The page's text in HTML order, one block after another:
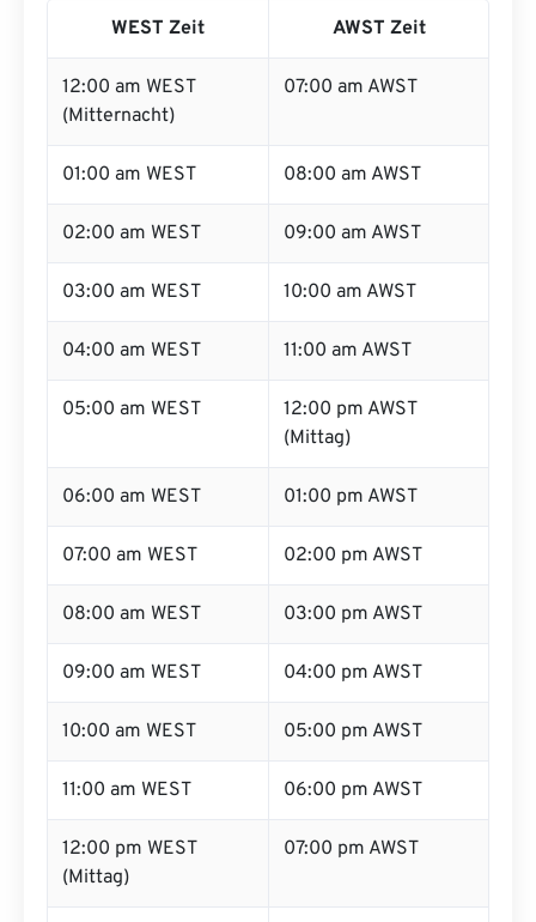
WEST Zeit AWST Zeit
12:00 am WEST
(Mitternacht)
07:00 am AWST
01:00 am WEST 08:00 am AWST
02:00 am WEST 09:00 am AWST
03:00 am WEST 10:00 am AWST
04:00 am WEST 11:00 am AWST
05:00 am WEST
12:00 pm AWST
(Mittag)
06:00 am WEST 01:00 pm AWST
07:00 am WEST 02:00 pm AWST
08:00 am WEST 03:00 pm AWST
09:00 am WEST 04:00 pm AWST
10:00 am WEST 05:00 pm AWST
11:00 am WEST 06:00 pm AWST
12:00 pm WEST
(Mittag)
07:00 pm AWST